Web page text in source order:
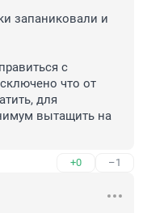
запаниковали и
с
что от
для
вытащить на
+0 –1